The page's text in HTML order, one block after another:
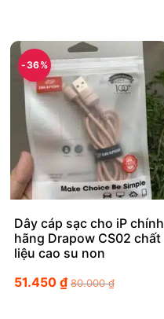
-36%
Dây cáp sạc cho iP chính
hãng Drapow CS02 chất
liệu cao su non
51.450 ₫ 80.000₫